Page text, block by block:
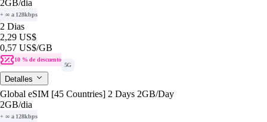
2GB/dia
+ ∞ a 128kbps
2 Dias
2,29 US$
0,57 US$/GB
10 % de descuento
5G
Detalles
Global eSIM [45 Countries] 2 Days 2GB/Day
2GB/dia
+ ∞ a 128kbps